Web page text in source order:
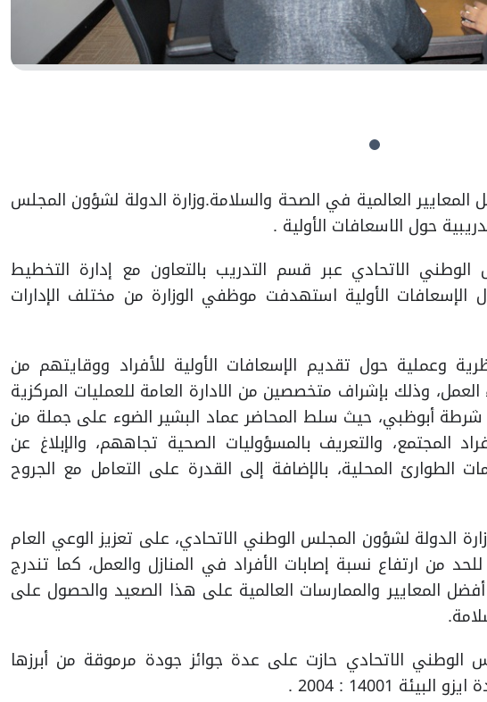
العالمية في الصحة والسلامة.وزارة الدولة لشؤون المجلس
حول الاسعافات الأولية .
الاتحادي عبر قسم التدريب بالتعاون مع إدارة التخطيط
الإسعافات الأولية استهدفت موظفي الوزارة من مختلف الإدارات
وعملية حول تقديم الإسعافات الأولية للأفراد ووقايتهم من
العمل، وذلك بإشراف متخصصين من الادارة العامة للعمليات المركزية
شرطة أبوظبي، حيث سلط المحاضر عماد البشير الضوء على جملة من
المجتمع، والتعريف بالمسؤوليات الصحية تجاههم، والإبلاغ عن
الطوارئ المحلية، بالإضافة إلى القدرة على التعامل مع الجروح
الدولة لشؤون المجلس الوطني الاتحادي، على تعزيز الوعي العام
من ارتفاع نسبة إصابات الأفراد في المنازل والعمل، كما تندرج
أفضل المعايير والممارسات العالمية على هذا الصعيد والحصول على
الوطني الاتحادي حازت على عدة جوائز جودة مرموقة من أبرزها